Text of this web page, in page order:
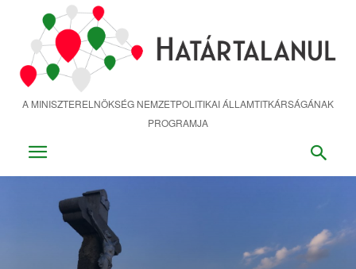
tartalomra
A MINISZTERELNÖKSÉG NEMZETPOLITIKAI ÁLLAMTITKÁRSÁGÁNAK
PROGRAMJA